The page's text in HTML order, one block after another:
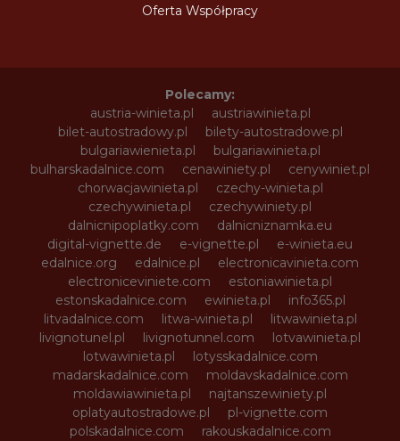
Oferta Współpracy
Polecamy:
austria-winieta.pl
austriawinieta.pl
bilet-autostradowy.pl
bilety-autostradowe.pl
bulgariawienieta.pl
bulgariawinieta.pl
bulharskadalnice.com
cenawiniety.pl
cenywiniet.pl
chorwacjawinieta.pl
czechy-winieta.pl
czechywinieta.pl
czechywiniety.pl
dalnicnipoplatky.com
dalnicniznamka.eu
digital-vignette.de
e-vignette.pl
e-winieta.eu
edalnice.org
edalnice.pl
electronicavinieta.com
electroniceviniete.com
estoniawinieta.pl
estonskadalnice.com
ewinieta.pl
info365.pl
litvadalnice.com
litwa-winieta.pl
litwawinieta.pl
livignotunel.pl
livignotunnel.com
lotvawinieta.pl
lotwawinieta.pl
lotysskadalnice.com
madarskadalnice.com
moldavskadalnice.com
moldawiawinieta.pl
najtanszewiniety.pl
oplatyautostradowe.pl
pl-vignette.com
polskadalnice.com
rakouskadalnice.com